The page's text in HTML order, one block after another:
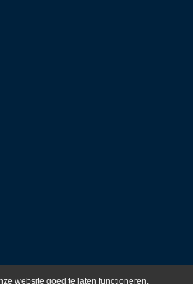
website goed te laten functioneren.